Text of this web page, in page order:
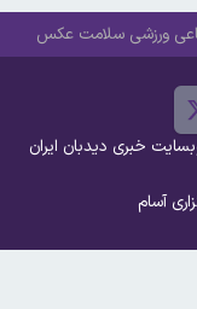
ورزشی سلامت عکس
خبری دیدبان ایران
آسام